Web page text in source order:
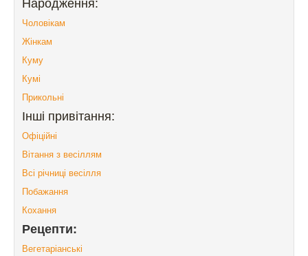
Народження:
Чоловікам
Жінкам
Куму
Кумі
Прикольні
Інші привітання:
Офіційні
Вітання з весіллям
Всі річниці весілля
Побажання
Кохання
Рецепти:
Вегетаріанські